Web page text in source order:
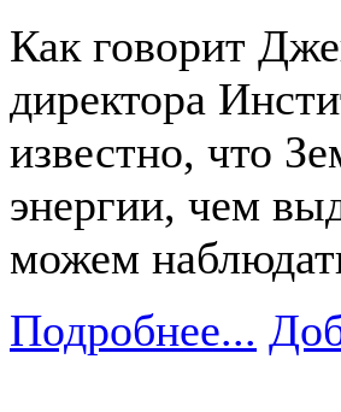
Как говорит
директора
известно, что
энергии, чем
можем
Подробнее...